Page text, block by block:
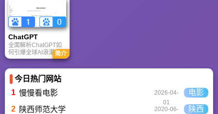
ChatGPT‌
全面解析ChatGPT如
何引爆全球AI浪潮！
通俗讲解神经网络、
核心技术，带您轻松
看懂大语言模型如何
重塑未来。
简介
今日热门网站
1 慢慢看电影
2026-04-
01
电影
2 陕西师范大学
2020-06-
陕西